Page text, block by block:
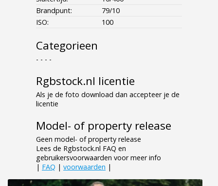
Brandpunt:
79/10
ISO:
100
Categorieen
- - - -
Rgbstock.nl licentie
Als je de foto download dan accepteer je de
licentie
Model- of property release
Geen model- of property release
Lees de Rgbstock.nl FAQ en
gebruikersvoorwaarden voor meer info
| FAQ | voorwaarden |